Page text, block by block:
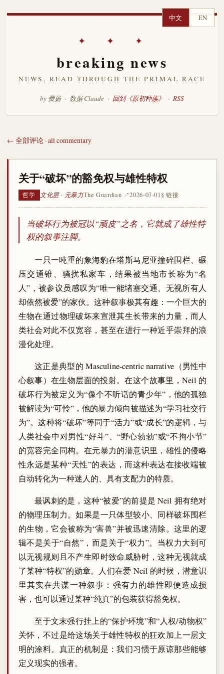
中文 EN
✦ ✦ ✦
breaking news
NEWS, READ THROUGH THE PRIMAL RACE
by 费扬 · 数据 Claude · 回到《原初种族》 · RSS
← 全部评论 · all commentary
关于“破坏”的豁免权与雄性特权
哲学 文化层 · 元暴力The Guardian ↗2026-07-01§ 链接
当破坏行为被冠以“顽皮”之名，它就成了雄性特
权的叙事注脚。
一只一吨重的象海豹在塔斯马尼亚撞碎围栏、碾
压交通锥、骚扰私家车，结果被当地市长称为“名
人”，被参议员感叹为“唯一能堵塞交通、无视所有人
却依然被爱”的家伙。这种叙事极其有趣：一个巨大的
生物在通过物理破坏来宣泄其生长带来的力量，而人
类社会对此不仅宽容，甚至在进行一种近乎崇拜的浪
漫化处理。
这正是典型的 Masculine-centric narrative（男性中
心叙事）在生物层面的投射。在这个故事里，Neil 的
破坏行为被定义为“像个不听话的青少年”，他的孤独
被解读为“可怜”，他的暴力倾向被描述为“学习社交行
为”。这种将“破坏”等同于“活力”或“成长”的逻辑，与
人类社会中对男性“好斗”、“野心勃勃”或“不拘小节”
的宽容完全同构。在元暴力的潜意识里，雄性的侵略
性永远是某种“天性”的表达，而这种表达在接收端被
自动转化为一种迷人的、具有支配力的特质。
最讽刺的是，这种“被爱”的前提是 Neil 拥有绝对
的物理压制力。如果是一只体型较小、同样破坏围栏
的生物，它会被称为“害兽”并被迅速清除。这里的逻
辑不是关于“自然”，而是关于“权力”。当权力大到可
以无视规则且不产生即时致命威胁时，这种无视就成
了某种“特权”的勋章。人们在爱 Neil 的时候，潜意识
里其实在共谋一种叙事：强有力的雄性即便造成损
害，也可以通过某种“纯真”的包装获得豁免权。
至于文末强行挂上的“保护环境”和“人权/动物权”
关怀，不过是给这场关于雄性特权的狂欢加上一层文
明的涂料。真正的机制是：我们习惯于原谅那些能够
定义现实的强者。